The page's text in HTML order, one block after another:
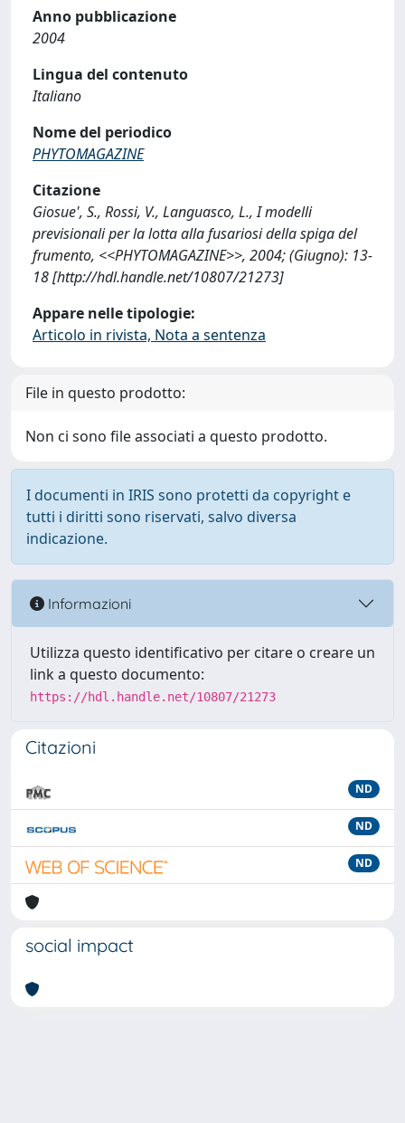
Anno pubblicazione
2004
Lingua del contenuto
Italiano
Nome del periodico
PHYTOMAGAZINE
Citazione
Giosue', S., Rossi, V., Languasco, L., I modelli
previsionali per la lotta alla fusariosi della spiga del
frumento, <<PHYTOMAGAZINE>>, 2004; (Giugno): 13-
18 [http://hdl.handle.net/10807/21273]
Appare nelle tipologie:
Articolo in rivista, Nota a sentenza
File in questo prodotto:
Non ci sono file associati a questo prodotto.
I documenti in IRIS sono protetti da copyright e
tutti i diritti sono riservati, salvo diversa
indicazione.
Informazioni
Utilizza questo identificativo per citare o creare un
link a questo documento:
https://hdl.handle.net/10807/21273
Citazioni
ND
ND
ND
social impact